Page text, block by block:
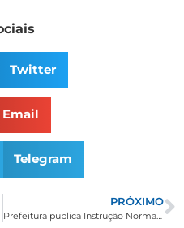
Twitter
Email
Telegram
PRÓXIMO
Prefeitura publica Instrução Normativa sobre serviços do Setor de Arrecadação para orientar contribuintes